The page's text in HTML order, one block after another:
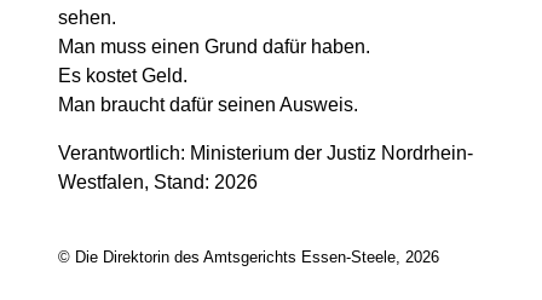
sehen.
Man muss einen Grund dafür haben.
Es kostet Geld.
Man braucht dafür seinen Ausweis.
Verantwortlich: Ministerium der Justiz Nordrhein-
Westfalen, Stand: 2026
© Die Direktorin des Amtsgerichts Essen-Steele, 2026